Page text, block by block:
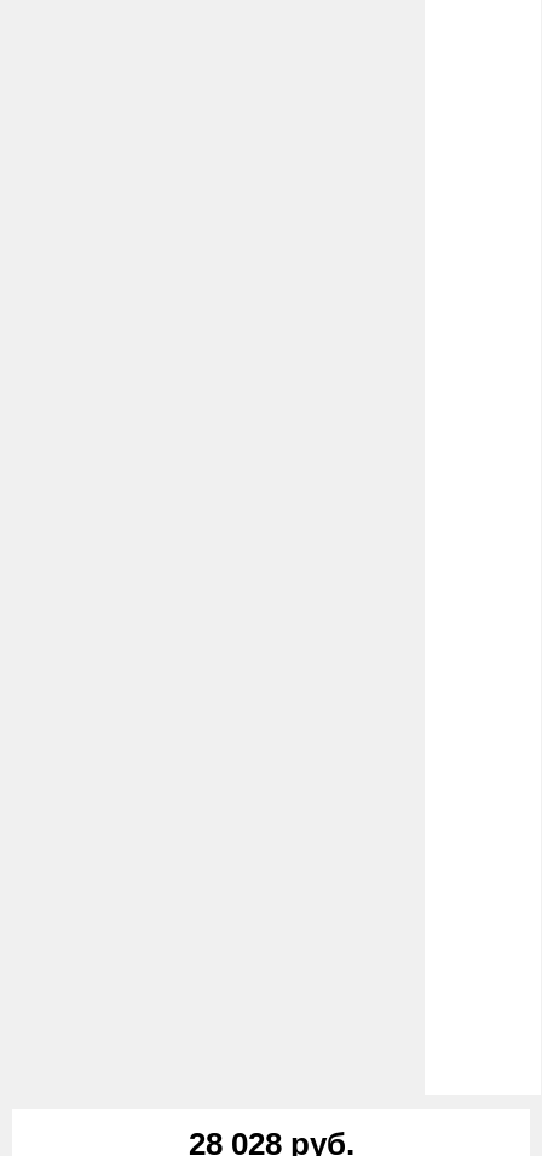
28 028 руб.